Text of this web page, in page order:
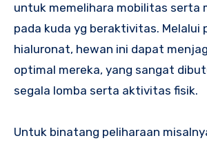
untuk memelihara mobilitas serta
pada kuda yg beraktivitas. Melalui
hialuronat, hewan ini dapat
optimal mereka, yang sangat
segala lomba serta aktivitas fisik.
Untuk binatang peliharaan